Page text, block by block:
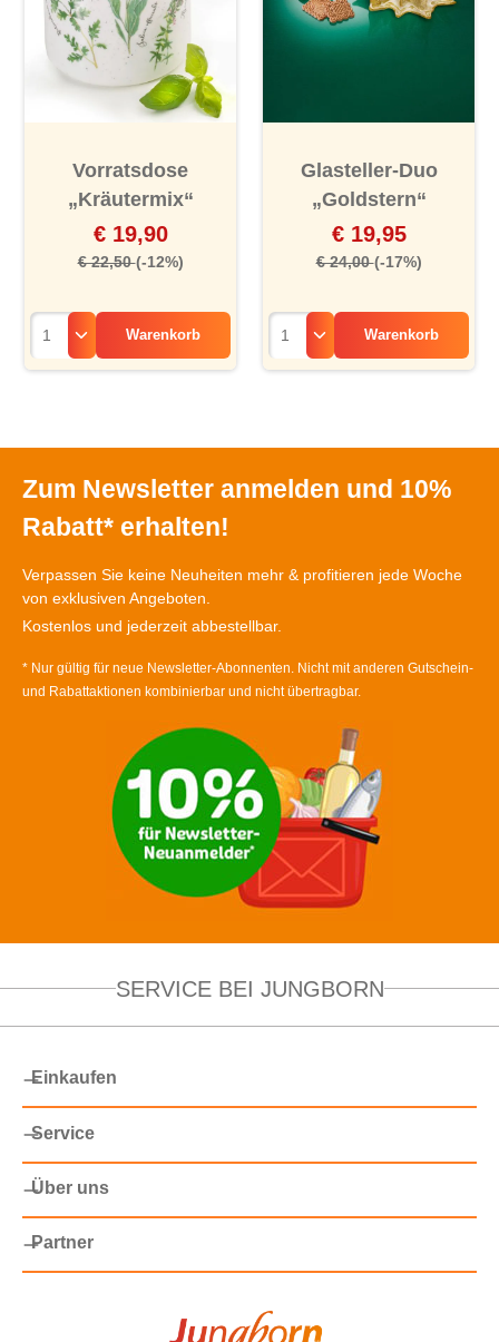
Vorratsdose
„Kräutermix“
€ 19,90
€ 22,50(-12%)
Warenkorb
Glasteller-Duo
„Goldstern“
€ 19,95
€ 24,00(-17%)
Warenkorb
Zum Newsletter anmelden und 10%
Rabatt* erhalten!
Verpassen Sie keine Neuheiten mehr & profitieren jede Woche
von exklusiven Angeboten.
Kostenlos und jederzeit abbestellbar.
* Nur gültig für neue Newsletter-Abonnenten. Nicht mit anderen Gutschein-
und Rabattaktionen kombinierbar und nicht übertragbar.
SERVICE BEI JUNGBORN
Einkaufen
Service
Über uns
Partner